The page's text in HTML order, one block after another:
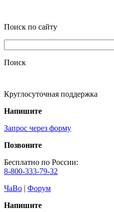
Поиск по сайту
Поиск
Круглосуточная поддержка
Напишите
Запрос через форму
Позвоните
Бесплатно по России:
8-800-333-79-32
ЧаВо | Форум
Напишите